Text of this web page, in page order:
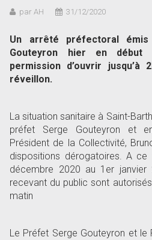
par AH 31/12/2020
Un arrêté préfectoral
Gouteyron hier en
permission d’ouvrir
réveillon.
La situation sanitaire à Saint-
préfet Serge Gouteyron et
Président de la Collectivité,
dispositions dérogatoires. A
décembre 2020 au 1er janvier
recevant du public sont autorisés
matin
Le Préfet Serge Gouteyron et le